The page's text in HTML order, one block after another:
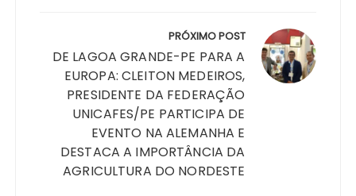
PRÓXIMO POST
DE LAGOA GRANDE-PE PARA A
EUROPA: CLEITON MEDEIROS,
PRESIDENTE DA FEDERAÇÃO
UNICAFES/PE PARTICIPA DE
EVENTO NA ALEMANHA E
DESTACA A IMPORTÂNCIA DA
AGRICULTURA DO NORDESTE